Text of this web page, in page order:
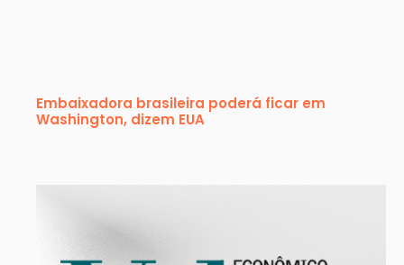
Embaixadora brasileira poderá ficar em
Washington, dizem EUA